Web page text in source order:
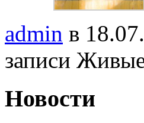
admin в
записи
Новости